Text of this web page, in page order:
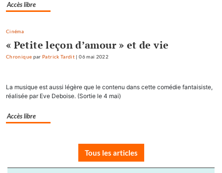
Accès libre
Cinéma
« Petite leçon d’amour » et de vie
Chronique par Patrick Tardit |06 mai 2022
La musique est aussi légère que le contenu dans cette comédie fantaisiste,
réalisée par Eve Deboise. (Sortie le 4 mai)
Accès libre
Tous les articles